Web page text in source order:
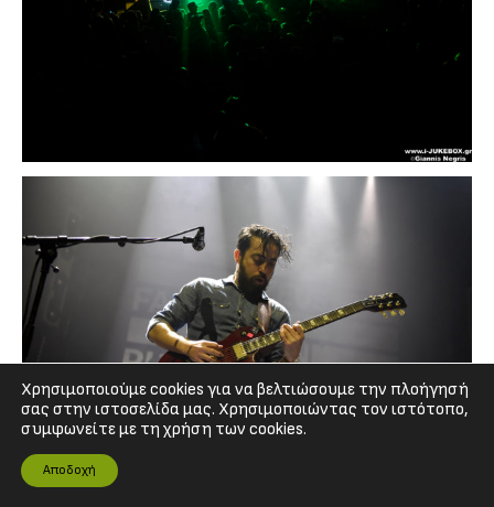
Χρησιμοποιούμε cookies για να βελτιώσουμε την πλοήγησή
σας στην ιστοσελίδα μας. Χρησιμοποιώντας τον ιστότοπο,
συμφωνείτε με τη χρήση των cookies.
Αποδοχή